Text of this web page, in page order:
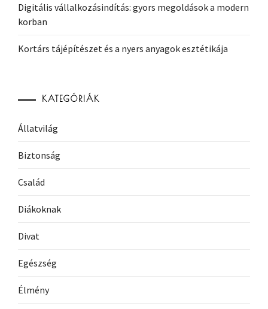
Digitális vállalkozásindítás: gyors megoldások a modern
korban
Kortárs tájépítészet és a nyers anyagok esztétikája
KATEGÓRIÁK
Állatvilág
Biztonság
Család
Diákoknak
Divat
Egészség
Élmény